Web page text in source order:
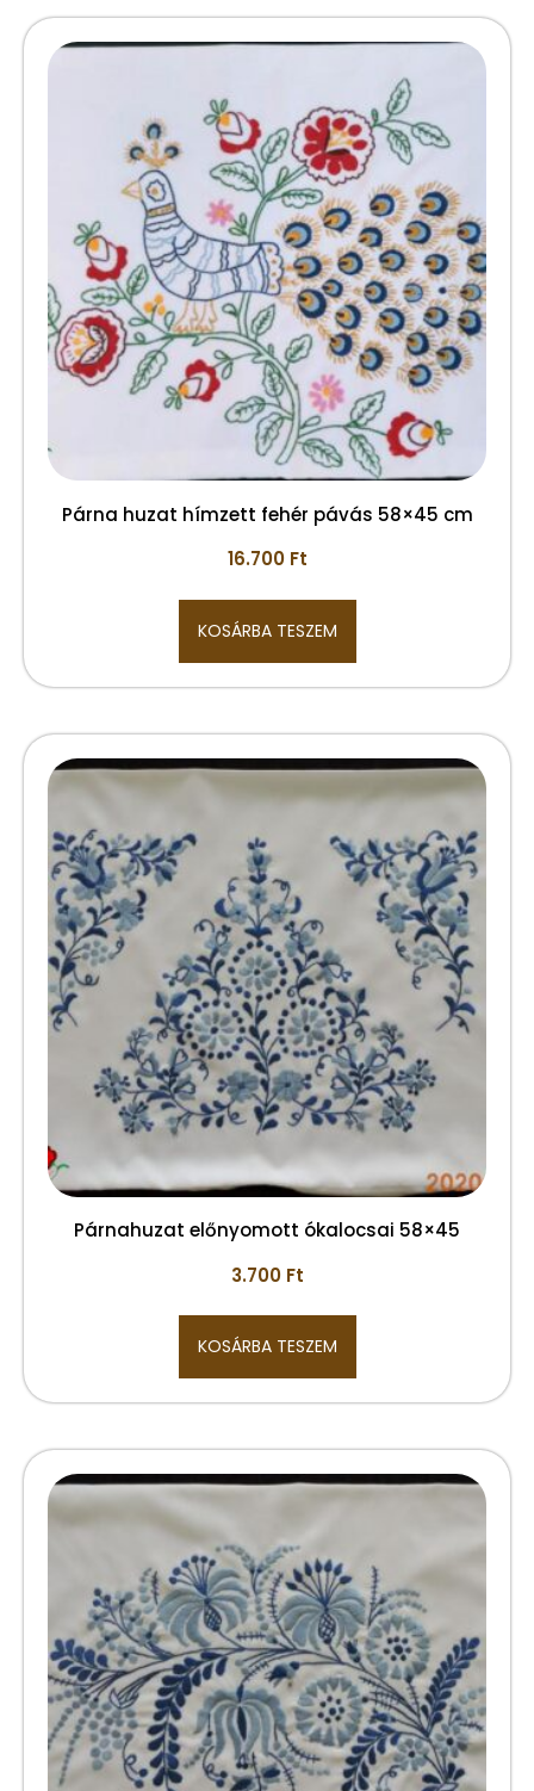
Párna huzat hímzett fehér pávás 58×45 cm
16.700 Ft
KOSÁRBA TESZEM
Párnahuzat előnyomott ókalocsai 58×45
3.700 Ft
KOSÁRBA TESZEM